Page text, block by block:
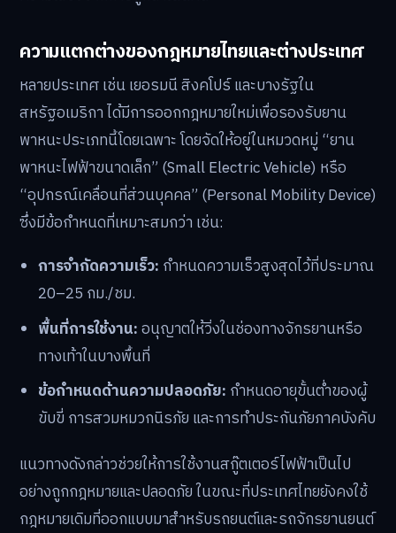
ความแตกต่างของกฎหมายไทยและต่างประเทศ
หลายประเทศ เช่น เยอรมนี สิงคโปร์ และบางรัฐใน
สหรัฐอเมริกา ได้มีการออกกฎหมายใหม่เพื่อรองรับยาน
พาหนะประเภทนี้โดยเฉพาะ โดยจัดให้อยู่ในหมวดหมู่ “ยาน
พาหนะไฟฟ้าขนาดเล็ก” (Small Electric Vehicle) หรือ
“อุปกรณ์เคลื่อนที่ส่วนบุคคล” (Personal Mobility Device)
ซึ่งมีข้อกำหนดที่เหมาะสมกว่า เช่น:
การจำกัดความเร็ว: กำหนดความเร็วสูงสุดไว้ที่ประมาณ
20–25 กม./ชม.
พื้นที่การใช้งาน:อนุญาตให้วิ่งในช่องทางจักรยานหรือ
ทางเท้าในบางพื้นที่
ข้อกำหนดด้านความปลอดภัย: กำหนดอายุขั้นต่ำของผู้
ขับขี่ การสวมหมวกนิรภัย และการทำประกันภัยภาคบังคับ
แนวทางดังกล่าวช่วยให้การใช้งานสกู๊ตเตอร์ไฟฟ้าเป็นไป
อย่างถูกกฎหมายและปลอดภัย ในขณะที่ประเทศไทยยังคงใช้
กฎหมายเดิมที่ออกแบบมาสำหรับรถยนต์และรถจักรยานยนต์